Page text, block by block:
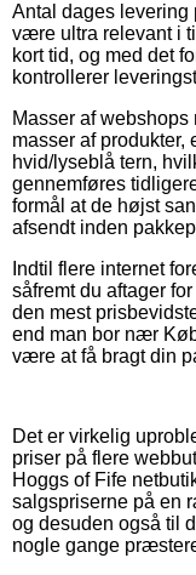
Antal dages
være ultra relevant i
kort tid, og med det
kontrollerer
Masser af
masser af produkter,
hvid/lyseblå tern,
gennemføres
formål at de højst
afsendt inden
Indtil flere internet
såfremt du aftager
den mest
end man bor nær
være at få bragt din
Det er virkelig
priser på flere
Hoggs of Fife
salgspriserne på en
og desuden også til
nogle gange